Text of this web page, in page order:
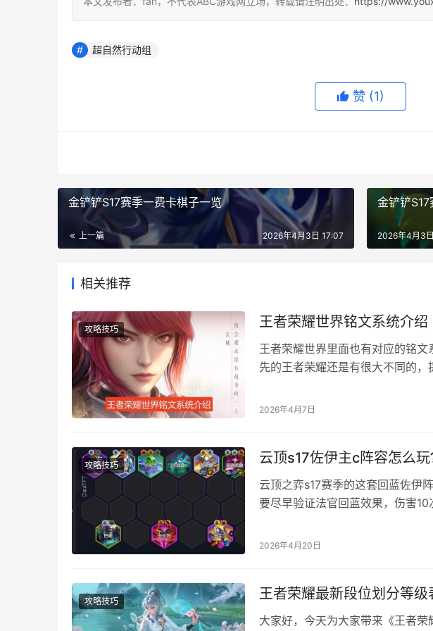
超自然行动组
赞 (1)
金铲铲S17赛季一费卡棋子一览
上一篇 2026年4月3日 17:07
金铲铲
2026年4月3
相关推荐
攻略技巧 王者荣耀世界铭文系统介绍
王者荣耀世界里面也有对应的铭
先的王者荣耀还是有很大不同的
界铭文解锁条件 铭文有红、绿、
2026年4月7日
攻略技巧 云顶s17佐伊主c阵容怎么
云顶之弈s17赛季的这套回蓝佐伊
要尽早验证法官回蓝效果，伤害
出永动机效果。下面就来为大家
2026年4月20日
攻略技巧 王者荣耀最新段位划分等级
大家好，今天为大家带来《王者